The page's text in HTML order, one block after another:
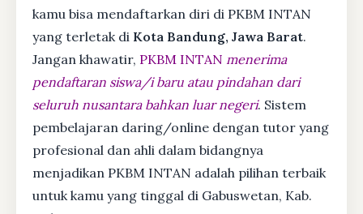
kamu bisa mendaftarkan diri di PKBM INTAN
yang terletak di Kota Bandung, Jawa Barat.
Jangan khawatir, PKBM INTAN menerima
pendaftaran siswa/i baru atau pindahan dari
seluruh nusantara bahkan luar negeri. Sistem
pembelajaran daring/online dengan tutor yang
profesional dan ahli dalam bidangnya
menjadikan PKBM INTAN adalah pilihan terbaik
untuk kamu yang tinggal di Gabuswetan, Kab.